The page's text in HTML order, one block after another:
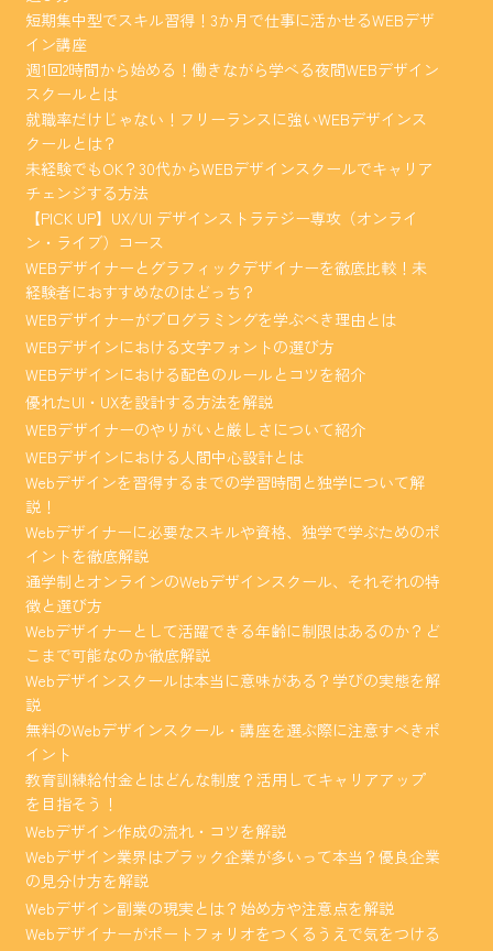
短期集中型でスキル習得！3か月で仕事に活かせるWEBデザ
イン講座
週1回2時間から始める！働きながら学べる夜間WEBデザイン
スクールとは
就職率だけじゃない！フリーランスに強いWEBデザインス
クールとは？
未経験でもOK？30代からWEBデザインスクールでキャリア
チェンジする方法
【PICK UP】UX/UI デザインストラテジー専攻（オンライ
ン・ライブ）コース
WEBデザイナーとグラフィックデザイナーを徹底比較！未
経験者におすすめなのはどっち？
WEBデザイナーがプログラミングを学ぶべき理由とは
WEBデザインにおける文字フォントの選び方
WEBデザインにおける配色のルールとコツを紹介
優れたUI・UXを設計する方法を解説
WEBデザイナーのやりがいと厳しさについて紹介
WEBデザインにおける人間中心設計とは
Webデザインを習得するまでの学習時間と独学について解
説！
Webデザイナーに必要なスキルや資格、独学で学ぶためのポ
イントを徹底解説
通学制とオンラインのWebデザインスクール、それぞれの特
徴と選び方
Webデザイナーとして活躍できる年齢に制限はあるのか？ど
こまで可能なのか徹底解説
Webデザインスクールは本当に意味がある？学びの実態を解
説
無料のWebデザインスクール・講座を選ぶ際に注意すべきポ
イント
教育訓練給付金とはどんな制度？活用してキャリアアップ
を目指そう！
Webデザイン作成の流れ・コツを解説
Webデザイン業界はブラック企業が多いって本当？優良企業
の見分け方を解説
Webデザイン副業の現実とは？始め方や注意点を解説
Webデザイナーがポートフォリオをつくるうえで気をつける